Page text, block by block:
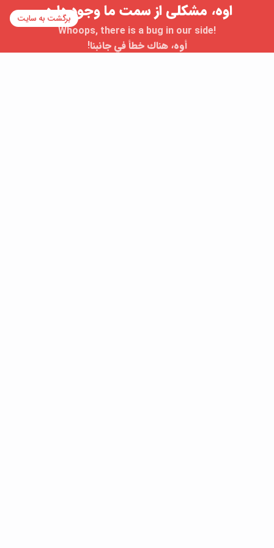
برگشت به سایت
اوه، مشکلی از سمت ما وجود داره.
Whoops, there is a bug in our side!
أوه، هناك خطأ في جانبنا!